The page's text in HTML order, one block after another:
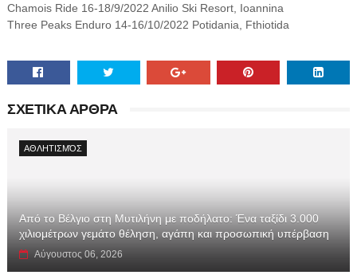
Chamois Ride 16-18/9/2022 Anilio Ski Resort, Ioannina
Three Peaks Enduro 14-16/10/2022 Potidania, Fthiotida
ΣΧΕΤΙΚΑ ΑΡΘΡΑ
ΑΘΛΗΤΙΣΜΌΣ
Από το Βέλγιο στη Μυτιλήνη με ποδήλατο: Ένα ταξίδι 3.000
χιλιομέτρων γεμάτο θέληση, αγάπη και προσωπική υπέρβαση
Αύγουστος 06, 2026